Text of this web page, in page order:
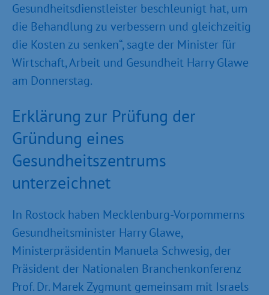
Gesundheitsdienstleister beschleunigt hat, um
die Behandlung zu verbessern und gleichzeitig
die Kosten zu senken“, sagte der Minister für
Wirtschaft, Arbeit und Gesundheit Harry Glawe
am Donnerstag.
Erklärung zur Prüfung der
Gründung eines
Gesundheitszentrums
unterzeichnet
In Rostock haben Mecklenburg-Vorpommerns
Gesundheitsminister Harry Glawe,
Ministerpräsidentin Manuela Schwesig, der
Präsident der Nationalen Branchenkonferenz
Prof. Dr. Marek Zygmunt gemeinsam mit Israels